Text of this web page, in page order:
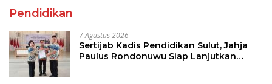
Pendidikan
7 Agustus 2026
Sertijab Kadis Pendidikan Sulut, Jahja
Paulus Rondonuwu Siap Lanjutkan